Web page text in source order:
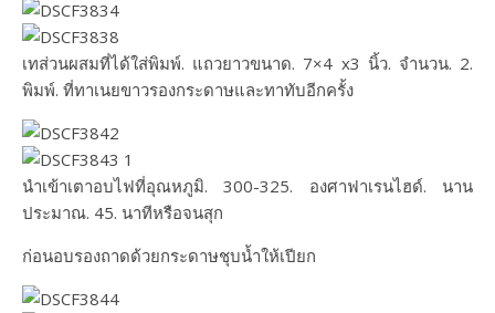
เทส่วนผสมที่ได้ใส่พิมพ์. แถวยาวขนาด. 7×4 x3 นิ้ว. จำนวน. 2.
พิมพ์. ที่ทาเนยขาวรองกระดาษและทาทับอีกครั้ง
นำเข้าเตาอบไฟที่อุณหภูมิ. 300-325. องศาฟาเรนไฮด์. นาน
ประมาณ. 45. นาทีหรือจนสุก
ก่อนอบรองถาดด้วยกระดาษชุบน้ำให้เปียก